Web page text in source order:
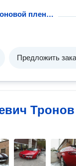
Оклейка автомобиля карбоновой пленкой
Предложить
Тронов